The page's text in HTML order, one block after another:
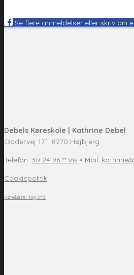
Se flere anmeldelser eller skriv din
Debels Køreskole | Kathrine Debel
Oddervej 171, 8270 Højbjerg
Telefon: 30 24 96 ** Vis • Mail:
Cookiepolitik
Kørelærer log ind